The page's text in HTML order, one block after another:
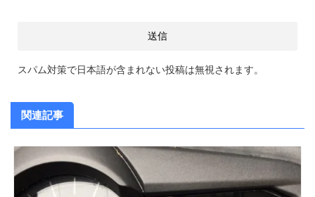
スパム対策で日本語が含まれない投稿は無視されます。
関連記事